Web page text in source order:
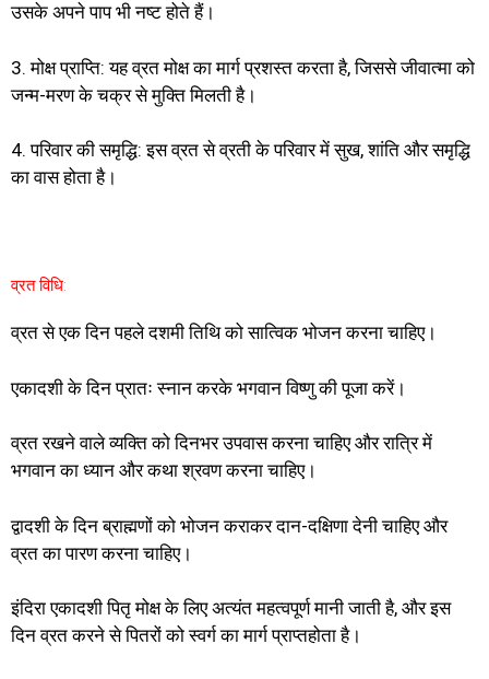
उसके अपने पाप भी नष्ट होते हैं।
3. मोक्ष प्राप्ति: यह व्रत मोक्ष का मार्ग प्रशस्त करता है, जिससे जीवात्मा को
जन्म-मरण के चक्र से मुक्ति मिलती है।
4. परिवार की समृद्धि: इस व्रत से व्रती के परिवार में सुख, शांति और समृद्धि
का वास होता है।
व्रत विधि:
व्रत से एक दिन पहले दशमी तिथि को सात्विक भोजन करना चाहिए।
एकादशी के दिन प्रातः स्नान करके भगवान विष्णु की पूजा करें।
व्रत रखने वाले व्यक्ति को दिनभर उपवास करना चाहिए और रात्रि में
भगवान का ध्यान और कथा श्रवण करना चाहिए।
द्वादशी के दिन ब्राह्मणों को भोजन कराकर दान-दक्षिणा देनी चाहिए और
व्रत का पारण करना चाहिए।
इंदिरा एकादशी पितृ मोक्ष के लिए अत्यंत महत्वपूर्ण मानी जाती है, और इस
दिन व्रत करने से पितरों को स्वर्ग का मार्ग प्राप्तहोता है।